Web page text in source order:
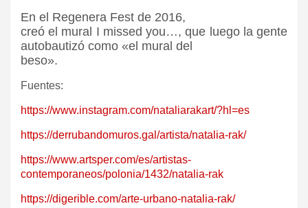
En el Regenera Fest de 2016,
creó el mural I missed you…, que luego la gente
autobautizó como «el mural del
beso».
Fuentes:
https://www.instagram.com/nataliarakart/?hl=es
https://derrubandomuros.gal/artista/natalia-rak/
https://www.artsper.com/es/artistas-
contemporaneos/polonia/1432/natalia-rak
https://digerible.com/arte-urbano-natalia-rak/